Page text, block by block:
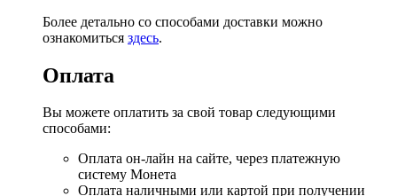
Более детально со способами доставки можно
ознакомиться здесь.
Оплата
Вы можете оплатить за свой товар следующими
способами:
Оплата он-лайн на сайте, через платежную
систему Монета
Оплата наличными или картой при получении